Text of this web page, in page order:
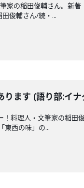
家の稲田俊輔さん。新
俊輔さん/続・...
ます (語り部:イ
料理人・文筆家の稲
東西の味」の...